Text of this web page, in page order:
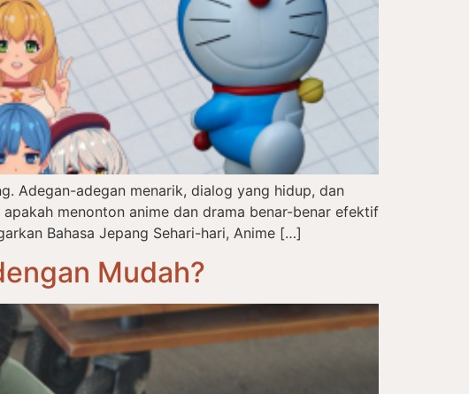
Adegan-adegan menarik, dialog yang hidup, dan
menonton anime dan drama benar-benar efektif
Bahasa Jepang Sehari-hari, Anime […]
Mudah?